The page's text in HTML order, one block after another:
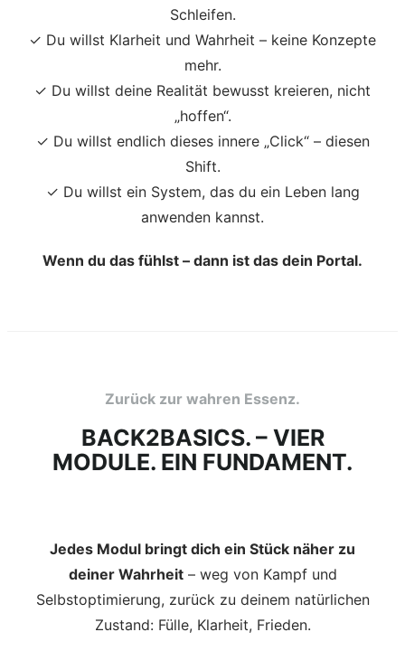
Schleifen.
✓ Du willst Klarheit und Wahrheit – keine Konzepte
mehr.
✓ Du willst deine Realität bewusst kreieren, nicht
„hoffen“.
✓ Du willst endlich dieses innere „Click“ – diesen
Shift.
✓ Du willst ein System, das du ein Leben lang
anwenden kannst.
Wenn du das fühlst – dann ist das dein Portal.
Zurück zur wahren Essenz.
BACK2BASICS. – VIER
MODULE. EIN FUNDAMENT.
Jedes Modul bringt dich ein Stück näher zu
deiner Wahrheit– weg von Kampf und
Selbstoptimierung, zurück zu deinem natürlichen
Zustand: Fülle, Klarheit, Frieden.